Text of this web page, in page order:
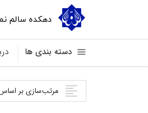
دهکده سالم
دسته بندی ها
مرتب‌سازی بر